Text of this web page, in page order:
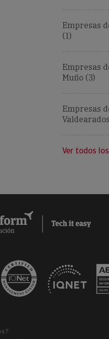
Empresas
(1)
Empresas
Muño (3)
Empresas
Ver todos